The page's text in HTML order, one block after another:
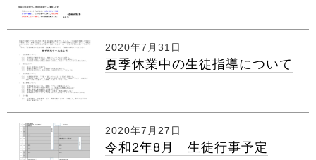
2020年7月31日
夏季休業中の生徒指導について
2020年7月27日
令和2年8月 生徒行事予定